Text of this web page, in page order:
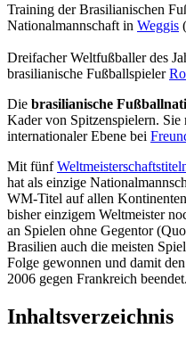
Training der Brasilianischen
Nationalmannschaft in Weggis
Dreifacher Weltfußballer des
brasilianische Fußballspieler
Die brasilianische
Kader von Spitzenspielern. Sie
internationaler Ebene bei
Mit fünf
hat als einzige
WM-Titel auf allen
bisher einzigem Weltmeister
an Spielen ohne Gegentor
Brasilien auch die meisten
Folge gewonnen und damit
2006 gegen Frankreich beendet.
Inhaltsverzeichnis